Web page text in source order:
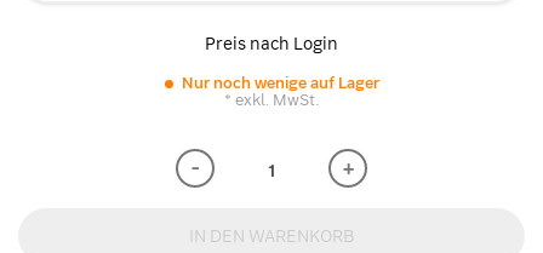
Preis nach Login
Nur noch wenige auf Lager
* exkl. MwSt.
- +
IN DEN WARENKORB